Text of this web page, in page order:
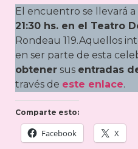
El encuentro se llevará a
21:30 hs. en el Teatro
Rondeau 119.Aquellos
en ser parte de esta
obtener sus entradas
través de este enlace.
Comparte esto:
Facebook X